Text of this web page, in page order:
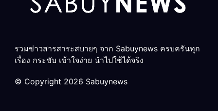
รวมข่าวสารสาระสบายๆ จาก Sabuynews ครบครันทุก
เรื่อง กระชับ เข้าใจง่าย นำไปใช้ได้จริง
© Copyright 2026 Sabuynews